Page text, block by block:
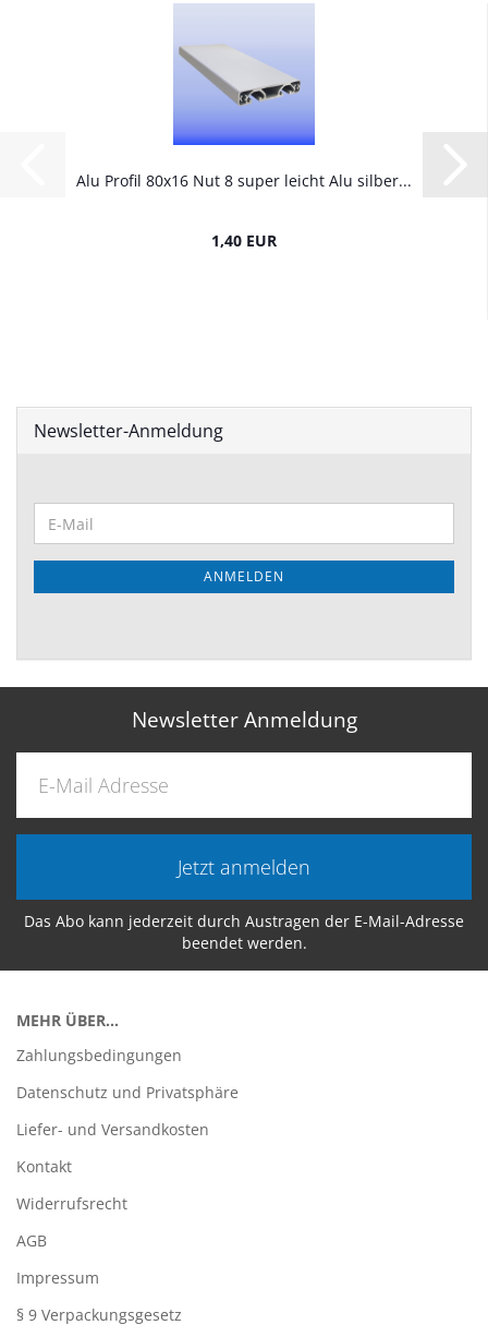
Alu Profil 80x16 Nut 8 super leicht Alu silber...
1,40 EUR
Newsletter-Anmeldung
ANMELDEN
Newsletter Anmeldung
Jetzt anmelden
Das Abo kann jederzeit durch Austragen der E-Mail-Adresse
beendet werden.
MEHR ÜBER...
Zahlungsbedingungen
Datenschutz und Privatsphäre
Liefer- und Versandkosten
Kontakt
Widerrufsrecht
AGB
Impressum
§ 9 Verpackungsgesetz